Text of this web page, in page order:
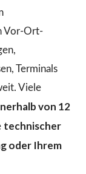
Vor-Ort-
Terminals
Viele
von 12
technischer
oder Ihrem